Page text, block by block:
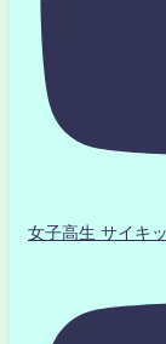
女子高生 サイキ